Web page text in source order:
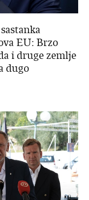
EU: Brzo
i druge zemlje
dugo